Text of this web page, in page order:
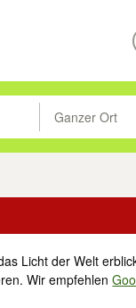
nach oben/
Eingabetaste
Ganzer Ort
Suche im
Licht der Welt
Wir empfehlen